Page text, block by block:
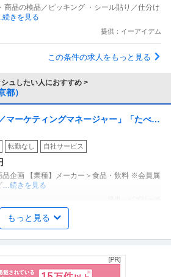
商品の検品／ピッキング ・シール貼り／仕分け
きを見る
提供：イーアイデム
この条件の求人をもっと見る
ュしたい人におすすめ >
都）
マーケティングマネージャー」「たべっ
お菓子メーカー ギンビス「「しみチョ
」などのロングセラー商品を製造／土
地日本橋」（株式会社ギンビス）
転勤なし 自社サービス
品企画 【業種】メーカー＞食品・飲料 ※会員属
…続きを見る
祝休み／外国人人材紹介の法人営業／
ス株式会社
もっと見る